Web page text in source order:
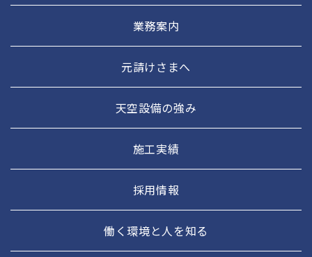
業務案内
元請けさまへ
天空設備の強み
施工実績
採用情報
働く環境と人を知る